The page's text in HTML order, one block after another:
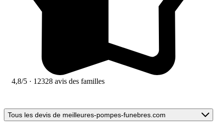
4,8/5 · 12328 avis des familles
Tous les devis de meilleures-pompes-funebres.com